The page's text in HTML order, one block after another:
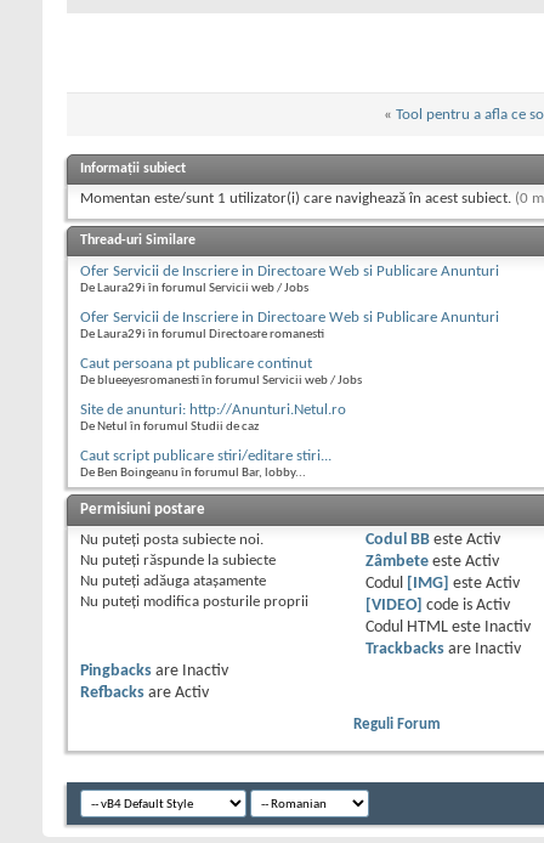
« Tool pentru a afla ce
Informații subiect
Momentan este/sunt 1 utilizator(i) care navighează în acest subiect. (0
Thread-uri Similare
Ofer Servicii de Inscriere in Directoare Web si Publicare Anunturi
De Laura29i în forumul Servicii web / Jobs
Ofer Servicii de Inscriere in Directoare Web si Publicare Anunturi
De Laura29i în forumul Directoare romanesti
Caut persoana pt publicare continut
De blueeyesromanesti în forumul Servicii web / Jobs
Site de anunturi: http://Anunturi.Netul.ro
De Netul în forumul Studii de caz
Caut script publicare stiri/editare stiri...
De Ben Boingeanu în forumul Bar, lobby...
Permisiuni postare
Nu puteţi posta subiecte noi.
Nu puteţi răspunde la subiecte
Nu puteţi adăuga ataşamente
Nu puteţi modifica posturile proprii
Codul BBeste Activ
Zâmbeteeste Activ
Codul
[IMG] este Activ
[VIDEO] code is Activ
Codul HTML este
Inactiv
Trackbacksare
Inactiv
Pingbacks are
Inactiv
Refbacks are Activ
Reguli Forum